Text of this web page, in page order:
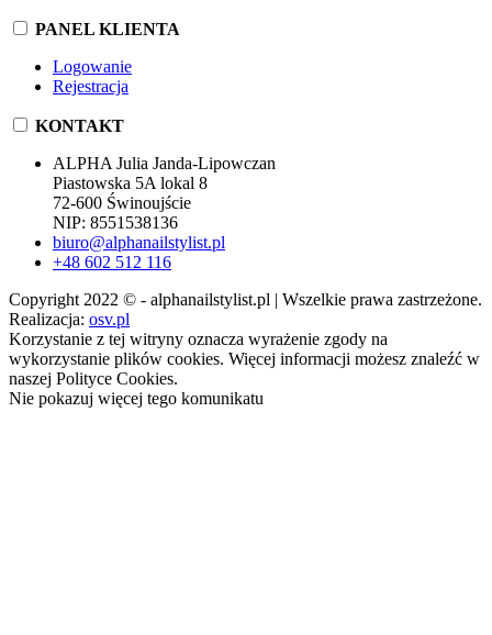
PANEL KLIENTA
Logowanie
Rejestracja
KONTAKT
ALPHA Julia Janda-Lipowczan
Piastowska 5A lokal 8
72-600 Świnoujście
NIP: 8551538136
biuro@alphanailstylist.pl
+48 602 512 116
Copyright 2022 © - alphanailstylist.pl | Wszelkie prawa zastrzeżone.
Realizacja: osv.pl
Korzystanie z tej witryny oznacza wyrażenie zgody na
wykorzystanie plików cookies. Więcej informacji możesz znaleźć w
naszej Polityce Cookies.
Nie pokazuj więcej tego komunikatu